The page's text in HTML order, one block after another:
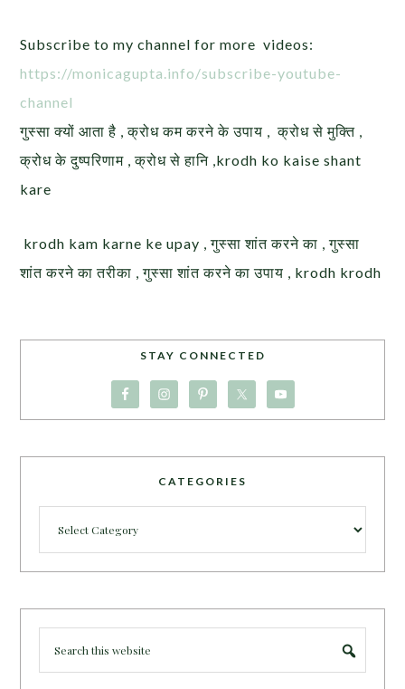
Subscribe to my channel for more videos:
https://monicagupta.info/subscribe-youtube-
channel
गुस्सा क्यों आता है , क्रोध कम करने के उपाय , क्रोध से मुक्ति ,
क्रोध के दुष्परिणाम , क्रोध से हानि ,krodh ko kaise shant
kare
krodh kam karne ke upay , गुस्सा शांत करने का , गुस्सा
शांत करने का तरीका , गुस्सा शांत करने का उपाय , krodh krodh
STAY CONNECTED
CATEGORIES